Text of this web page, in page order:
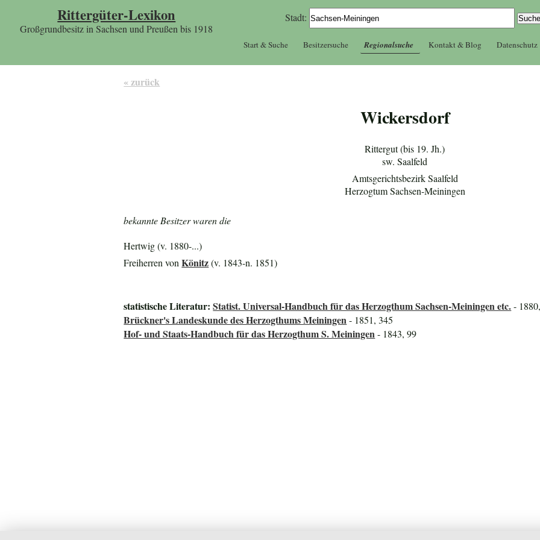
Rittergüter-Lexikon
Großgrundbesitz in Sachsen und Preußen bis 1918
Stadt:
Start & Suche Besitzersuche Regionalsuche Kontakt & Blog Datenschutz
« zurück
Wickersdorf
Rittergut (bis 19. Jh.)
sw. Saalfeld
Amtsgerichtsbezirk Saalfeld
Herzogtum Sachsen-Meiningen
bekannte Besitzer waren die
Hertwig (v. 1880-...)
Freiherren vonKönitz(v. 1843-n. 1851)
statistische Literatur:Statist. Universal-Handbuch für das Herzogthum Sachsen-Meiningen etc.-
Brückner's Landeskunde des Herzogthums Meiningen- 1851, 345
Hof- und Staats-Handbuch für das Herzogthum S. Meiningen- 1843, 99